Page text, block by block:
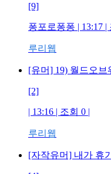
[9]
퐁포로퐁퐁 | 13:17 |
루리웹
[유머] 19) 월드오브
[2]
| 13:16 | 조회 0 |
루리웹
[자작유머] 내가 휴